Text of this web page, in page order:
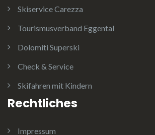
Skiservice Carezza
Tourismusverband Eggental
Dolomiti Superski
Check & Service
Skifahren mit Kindern
Rechtliches
Impressum